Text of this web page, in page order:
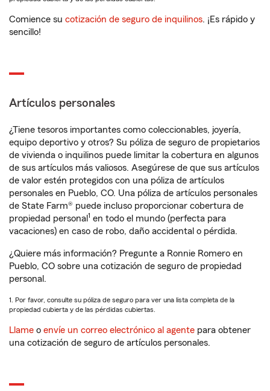
Comience su cotización de seguro de inquilinos. ¡Es rápido y
sencillo!
Artículos personales
¿Tiene tesoros importantes como coleccionables, joyería,
equipo deportivo y otros? Su póliza de seguro de propietarios
de vivienda o inquilinos puede limitar la cobertura en algunos
de sus artículos más valiosos. Asegúrese de que sus artículos
de valor estén protegidos con una póliza de artículos
personales en Pueblo, CO. Una póliza de artículos personales
de State Farm® puede incluso proporcionar cobertura de
propiedad personal 1 en todo el mundo (perfecta para
vacaciones) en caso de robo, daño accidental o pérdida.
¿Quiere más información? Pregunte a Ronnie Romero en
Pueblo, CO sobre una cotización de seguro de propiedad
personal.
1. Por favor, consulte su póliza de seguro para ver una lista completa de la
propiedad cubierta y de las pérdidas cubiertas.
Llame o envíe un correo electrónico al agente para obtener
una cotización de seguro de artículos personales.